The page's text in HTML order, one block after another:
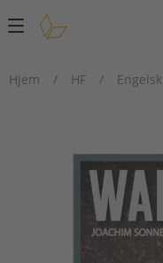
Main
Hjem
/ HF / Engelsk